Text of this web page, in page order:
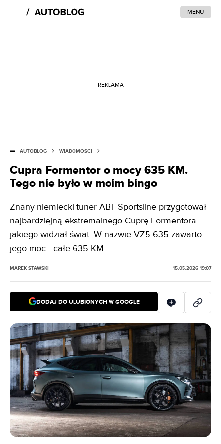
MENU
REKLAMA
AUTOBLOG WIADOMOŚCI
Cupra Formentor o mocy 635 KM.
Tego nie było w moim bingo
Znany niemiecki tuner ABT Sportsline przygotował
najbardziejną ekstremalnego Cuprę Formentora
jakiego widział świat. W nazwie VZ5 635 zawarto
jego moc - całe 635 KM.
MAREK STAWSKI 15.05.2026 19:07
DODAJ DO ULUBIONYCH W GOOGLE